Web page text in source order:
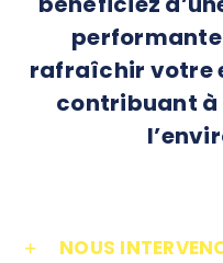
rafraîchir votre
contribuant à
NOUS